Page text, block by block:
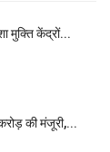
मुक्ति केंद्रों...
की मंजूरी,...